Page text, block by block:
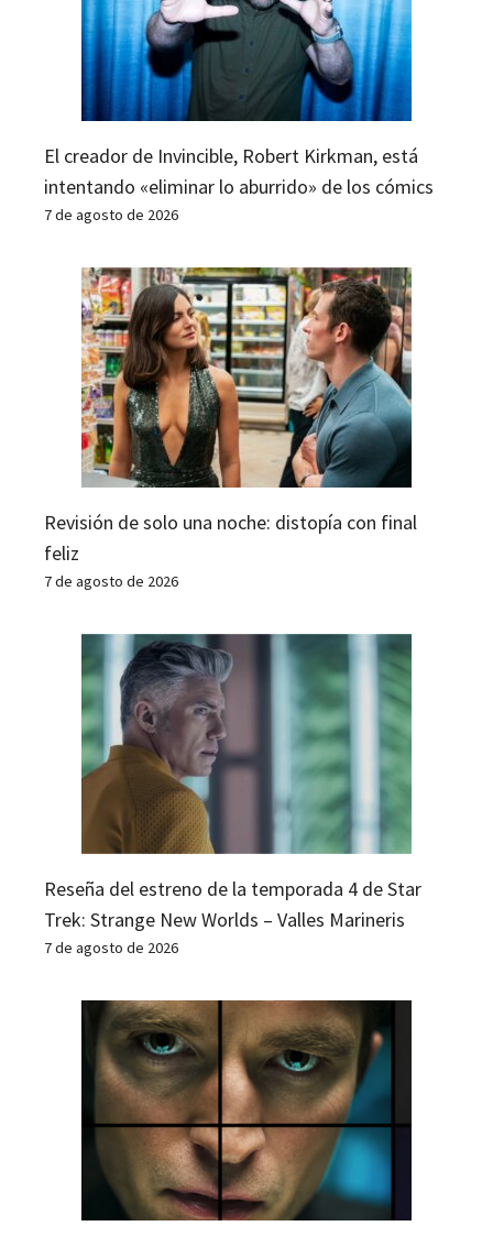
El creador de Invincible, Robert Kirkman, está
intentando «eliminar lo aburrido» de los cómics
7 de agosto de 2026
Revisión de solo una noche: distopía con final
feliz
7 de agosto de 2026
Reseña del estreno de la temporada 4 de Star
Trek: Strange New Worlds – Valles Marineris
7 de agosto de 2026